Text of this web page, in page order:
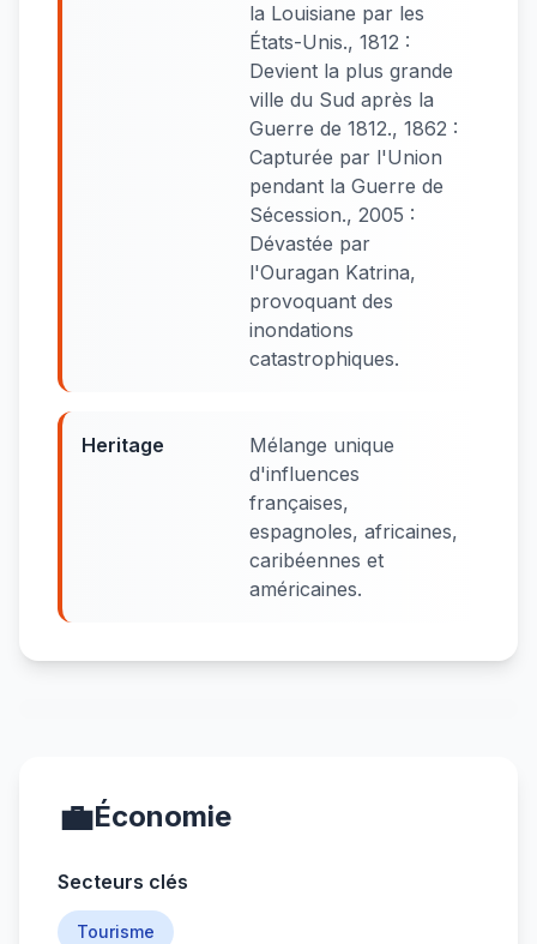
la Louisiane par les
États-Unis., 1812 :
Devient la plus grande
ville du Sud après la
Guerre de 1812., 1862 :
Capturée par l'Union
pendant la Guerre de
Sécession., 2005 :
Dévastée par
l'Ouragan Katrina,
provoquant des
inondations
catastrophiques.
Heritage
Mélange unique
d'influences
françaises,
espagnoles, africaines,
caribéennes et
américaines.
💼Économie
Secteurs clés
Tourisme